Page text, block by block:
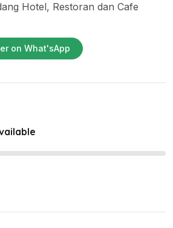
Hotel, Restoran dan Cafe
on What'sApp